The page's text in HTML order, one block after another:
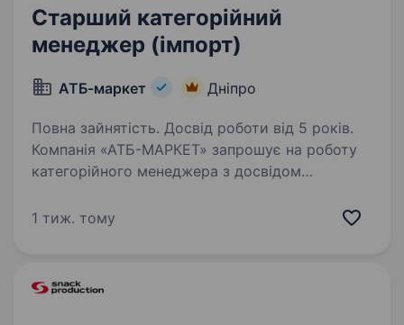
Старший категорійний
менеджер (імпорт)
АТБ-маркет Дніпро
Повна зайнятість. Досвід роботи від 5 років.
Компанія «АТБ-МАРКЕТ» запрошує на роботу
категорійного менеджера з досвідом
обов’язки опрацювання внутрішнього і
1 тиж. тому